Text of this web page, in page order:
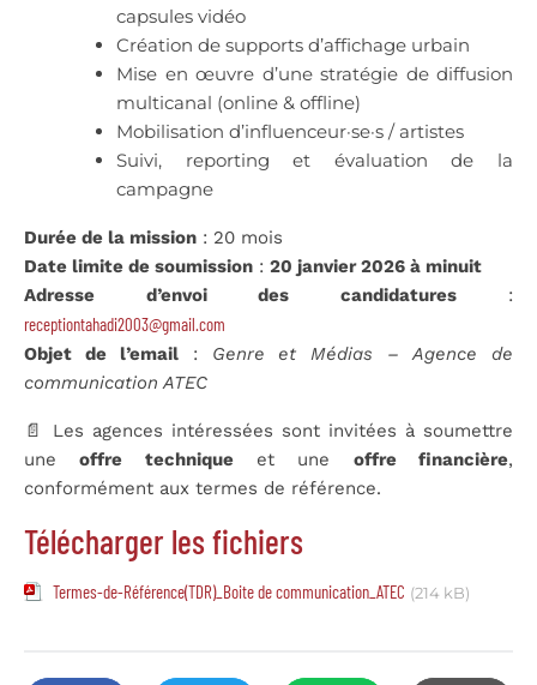
capsules vidéo
Création de supports d’affichage urbain
Mise en œuvre d’une stratégie de diffusion
multicanal (online & offline)
Mobilisation d’influenceur·se·s / artistes
Suivi, reporting et évaluation de la
campagne
Durée de la mission : 20 mois
Date limite de soumission : 20 janvier 2026 à minuit
Adresse d’envoi des candidatures:
receptiontahadi2003@gmail.com
Objet de l’email: Genre et Médias – Agence de
communication ATEC
📄 Les agences intéressées sont invitées à soumettre
uneoffre techniqueet une offre financière,
conformément aux termes de référence.
Télécharger les fichiers
Termes-de-Référence(TDR)_Boite de communication_ATEC (214 kB)